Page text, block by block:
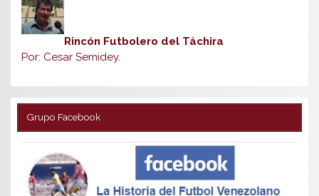
Rincón Futbolero del Táchira
Por: Cesar Semidey.
Grupo Facebook